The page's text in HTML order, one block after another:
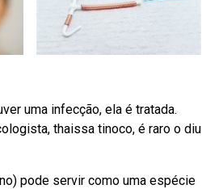
uma infecção, ela é tratada.
thaissa tinoco, é raro o diu
pode servir como uma espécie